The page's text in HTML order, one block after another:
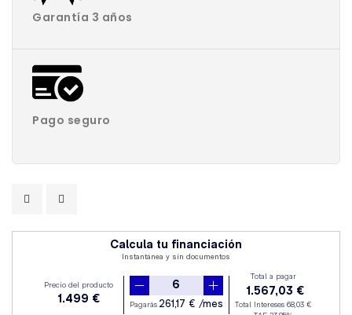
Garantía 3 años
Pago seguro